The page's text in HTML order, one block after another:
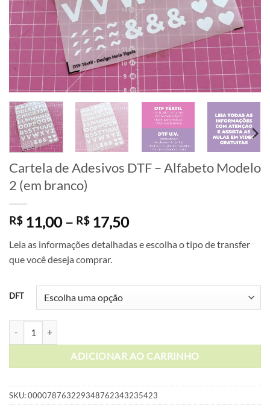
Cartela de Adesivos DTF – Alfabeto Modelo
2 (em branco)
R$11,00 – R$17,50Faixa
preço:
Leia as informações detalhadas e escolha o tipo de transfer
que você deseja comprar.
DFT
ADICIONAR AO CARRINHO
SKU:000078763229348762343235423